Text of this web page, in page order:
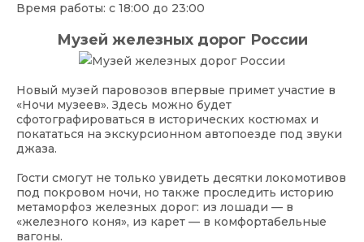
Время работы: с 18:00 до 23:00
Музей железных дорог России
Новый музей паровозов впервые примет участие в
«Ночи музеев». Здесь можно будет
сфотографироваться в исторических костюмах и
покататься на экскурсионном автопоезде под звуки
джаза.
Гости смогут не только увидеть десятки локомотивов
под покровом ночи, но также проследить историю
метаморфоз железных дорог: из лошади — в
«железного коня», из карет — в комфортабельные
вагоны.